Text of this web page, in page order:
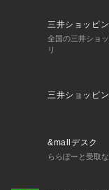
三井ショッピ
全国の三井ショ
リ
三井ショッピ
&mallデスク
ららぽーと受取